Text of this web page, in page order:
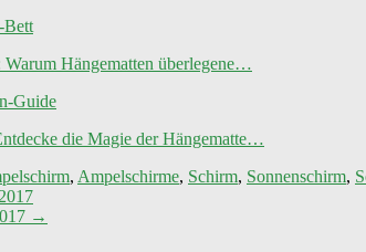
Warum Hängematten überlegene…
die Magie der Hängematte…
, Ampelschirme, Schirm, Sonnenschirm,
→